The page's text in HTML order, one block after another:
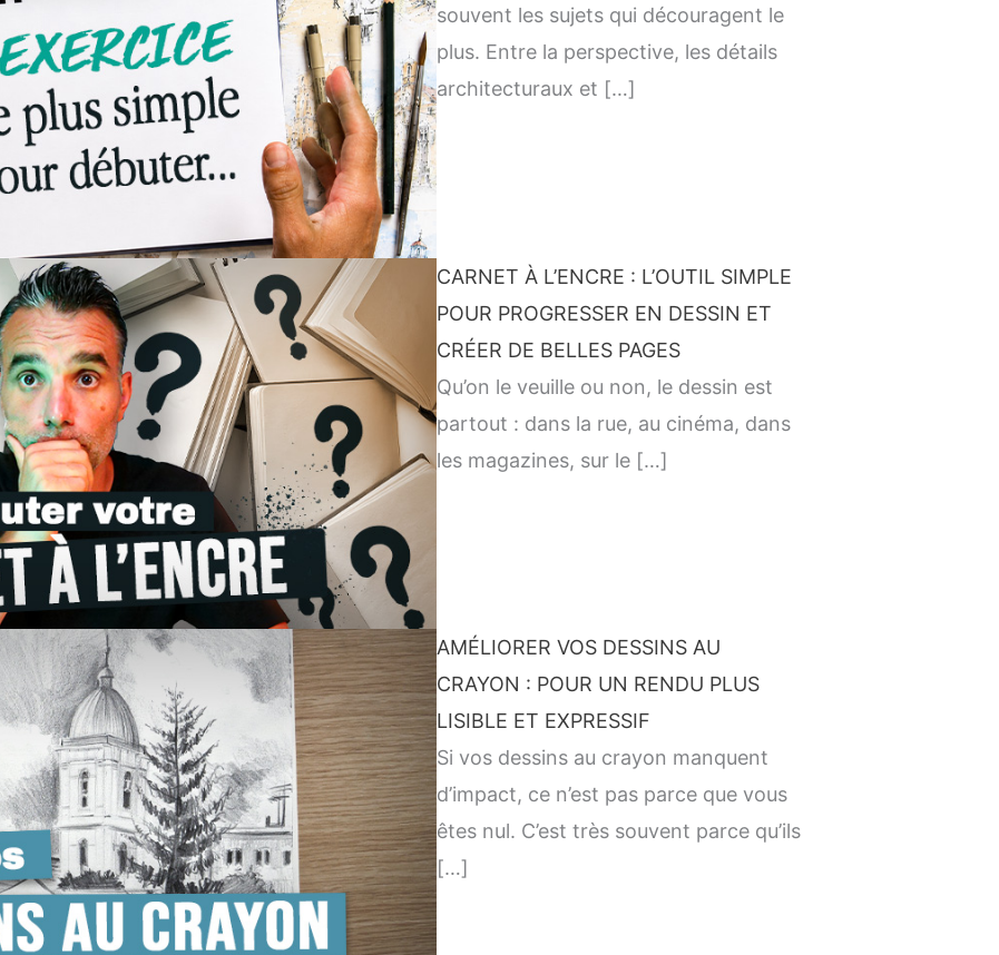
souvent les sujets qui découragent le
plus. Entre la perspective, les détails
architecturaux et […]
CARNET À L’ENCRE : L’OUTIL SIMPLE
POUR PROGRESSER EN DESSIN ET
CRÉER DE BELLES PAGES
Qu’on le veuille ou non, le dessin est
partout : dans la rue, au cinéma, dans
les magazines, sur le […]
AMÉLIORER VOS DESSINS AU
CRAYON : POUR UN RENDU PLUS
LISIBLE ET EXPRESSIF
Si vos dessins au crayon manquent
d’impact, ce n’est pas parce que vous
êtes nul. C’est très souvent parce qu’ils
[…]